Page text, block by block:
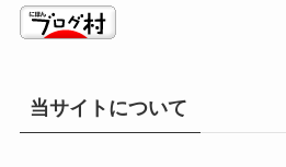
当サイトについて